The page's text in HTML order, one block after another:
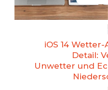
iOS 14 Wetter-
Detail:
Unwetter und